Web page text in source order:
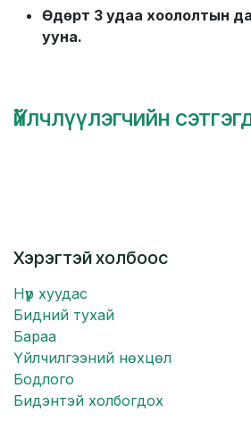
Өдөрт 3 удаа хоололтын
ууна.
Үйлчлүүлэгчийн
Хэрэгтэй холбоос
Нүүр хуудас
Бидний тухай
Бараа
Үйлчилгээний нөхцөл
Бодлого
Бидэнтэй холбогдох